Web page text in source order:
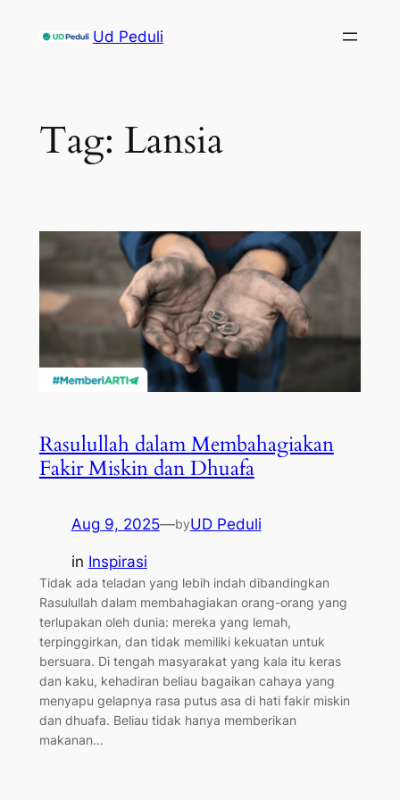
Ud Peduli
Tag: Lansia
Rasulullah dalam Membahagiakan
Fakir Miskin dan Dhuafa
Aug 9, 2025—byUD Peduli
in Inspirasi
Tidak ada teladan yang lebih indah dibandingkan
Rasulullah dalam membahagiakan orang-orang yang
terlupakan oleh dunia: mereka yang lemah,
terpinggirkan, dan tidak memiliki kekuatan untuk
bersuara. Di tengah masyarakat yang kala itu keras
dan kaku, kehadiran beliau bagaikan cahaya yang
menyapu gelapnya rasa putus asa di hati fakir miskin
dan dhuafa. Beliau tidak hanya memberikan
makanan…